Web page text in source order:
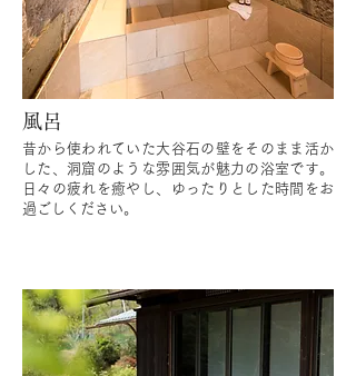
風呂
昔から使われていた大谷石の壁をそのまま活か
した、洞窟のような雰囲気が魅力の浴室です。
日々の疲れを癒やし、ゆったりとした時間をお
過ごしください。